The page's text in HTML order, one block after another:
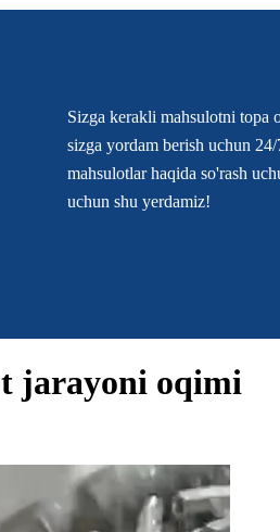
Sizga kerakli mahsulotni topa
sizga yordam berish uchun
mahsulotlar haqida so'rash
uchun shu yerdamiz!
jarayoni oqimi